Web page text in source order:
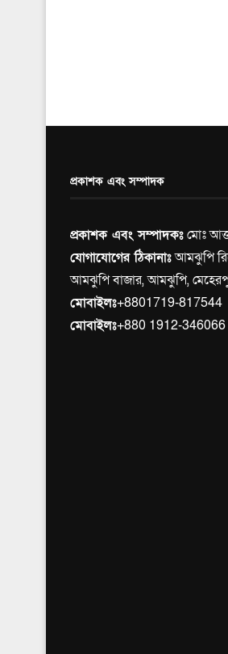
প্রকাশক এবং সম্পাদক
প্রকাশক এবং সম্পাদকঃমোঃ
যোগাযোগের ঠিকানাঃআমঝুপি
আমঝুপি বাজার, আমঝুপি,
মোবাইলঃ+8801719-817544
মোবাইলঃ+880 1912-346066